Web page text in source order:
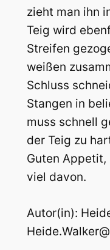
zieht man ihn
Teig wird
Streifen
weißen
Schluss
Stangen in
muss schnell
der Teig zu
Guten Appetit,
viel davon.
Autor(in):